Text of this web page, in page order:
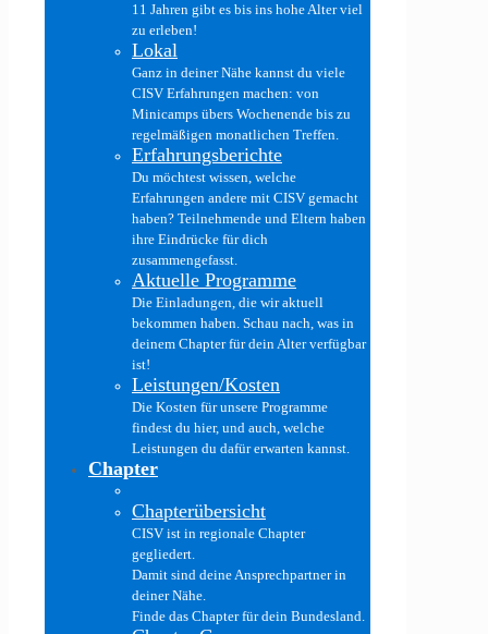
11 Jahren gibt es bis ins hohe Alter viel
zu erleben!
Lokal
Ganz in deiner Nähe kannst du viele
CISV Erfahrungen machen: von
Minicamps übers Wochenende bis zu
regelmäßigen monatlichen Treffen.
Erfahrungsberichte
Du möchtest wissen, welche
Erfahrungen andere mit CISV gemacht
haben? Teilnehmende und Eltern haben
ihre Eindrücke für dich
zusammengefasst.
Aktuelle Programme
Die Einladungen, die wir aktuell
bekommen haben. Schau nach, was in
deinem Chapter für dein Alter verfügbar
ist!
Leistungen/Kosten
Die Kosten für unsere Programme
findest du hier, und auch, welche
Leistungen du dafür erwarten kannst.
Chapter
Chapterübersicht
CISV ist in regionale Chapter
gegliedert.
Damit sind deine Ansprechpartner in
deiner Nähe.
Finde das Chapter für dein Bundesland.